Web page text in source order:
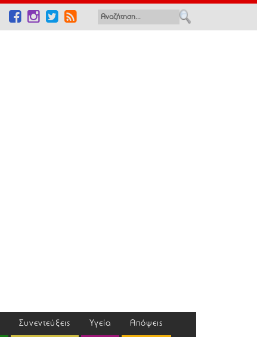
Συνεντεύξεις Υγεία Απόψεις